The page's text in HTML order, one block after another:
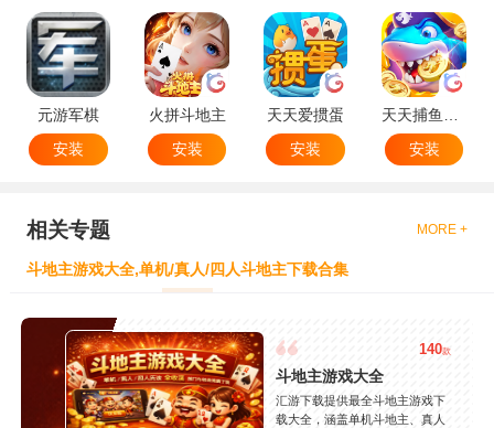
元游军棋
安装
火拼斗地主
安装
天天爱掼蛋
安装
安装
相关专题 MORE +
斗地主游戏大全,单机/真人/四人斗地主下载合集
140款
斗地主游戏大全
汇游下载提供最全斗地主游戏下
载大全，涵盖单机斗地主、真人